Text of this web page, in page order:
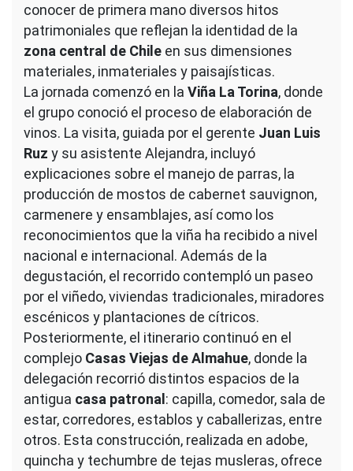
conocer de primera mano diversos hitos
patrimoniales que reflejan la identidad de la
zona central de Chile en sus dimensiones
materiales, inmateriales y paisajísticas.
La jornada comenzó en la Viña La Torina, donde
el grupo conoció el proceso de elaboración de
vinos. La visita, guiada por el gerente Juan Luis
Ruz y su asistente Alejandra, incluyó
explicaciones sobre el manejo de parras, la
producción de mostos de cabernet sauvignon,
carmenere y ensamblajes, así como los
reconocimientos que la viña ha recibido a nivel
nacional e internacional. Además de la
degustación, el recorrido contempló un paseo
por el viñedo, viviendas tradicionales, miradores
escénicos y plantaciones de cítricos.
Posteriormente, el itinerario continuó en el
complejo Casas Viejas de Almahue, donde la
delegación recorrió distintos espacios de la
antigua casa patronal : capilla, comedor, sala de
estar, corredores, establos y caballerizas, entre
otros. Esta construcción, realizada en adobe,
quincha y techumbre de tejas musleras, ofrece